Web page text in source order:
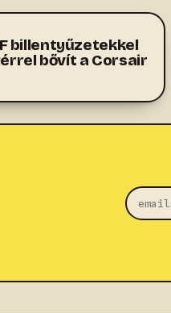
billentyűzetekkel
bővít a Corsair